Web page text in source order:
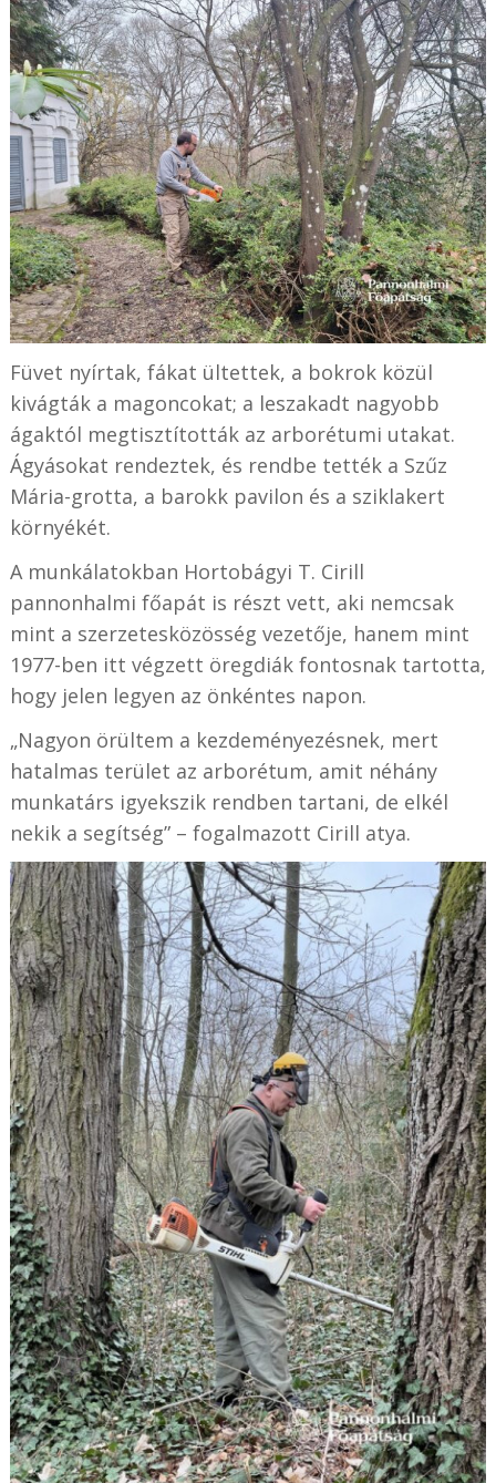
Füvet nyírtak, fákat ültettek, a bokrok közül
kivágták a magoncokat; a leszakadt nagyobb
ágaktól megtisztították az arborétumi utakat.
Ágyásokat rendeztek, és rendbe tették a Szűz
Mária-grotta, a barokk pavilon és a sziklakert
környékét.
A munkálatokban Hortobágyi T. Cirill
pannonhalmi főapát is részt vett, aki nemcsak
mint a szerzetesközösség vezetője, hanem mint
1977-ben itt végzett öregdiák fontosnak tartotta,
hogy jelen legyen az önkéntes napon.
„Nagyon örültem a kezdeményezésnek, mert
hatalmas terület az arborétum, amit néhány
munkatárs igyekszik rendben tartani, de elkél
nekik a segítség” – fogalmazott Cirill atya.